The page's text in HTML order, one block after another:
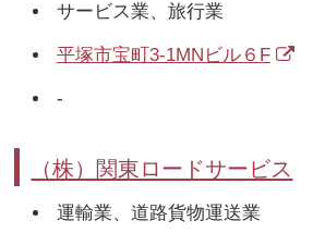
サービス業、旅行業
平塚市宝町3-1MNビル６F
-
（株）関東ロードサービス
運輸業、道路貨物運送業